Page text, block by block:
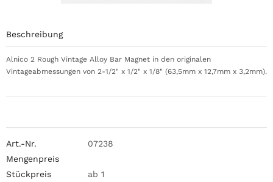
07238
ab 1
Beschreibung
Alnico 2 Rough Vintage Alloy Bar Magnet in den originalen
Vintageabmessungen von 2-1/2" x 1/2" x 1/8" (63,5mm x 12,7mm x 3,2mm).